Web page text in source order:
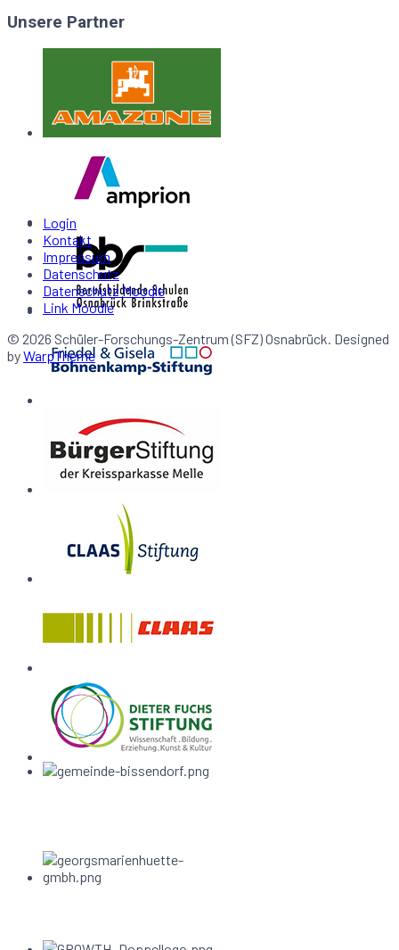
Unsere Partner
Login
Kontakt
Impressum
Datenschutz
Datenschutz Moodle
Link Moodle
© 2026 Schüler-Forschungs-Zentrum (SFZ) Osnabrück. Designed
byWarpTheme